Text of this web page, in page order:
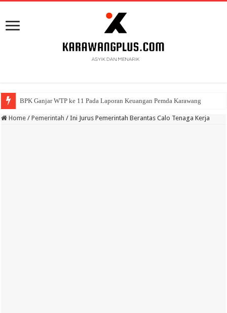
BPK Ganjar WTP ke 11 Pada Laporan Keuangan Pemda Karawang
Home / Pemerintah / Ini Jurus Pemerintah Berantas Calo Tenaga Kerja